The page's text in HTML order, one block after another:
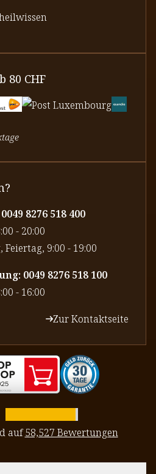
80 CHF
8276 518 400
- 20:00
Feiertag, 9:00 - 19:00
0049 8276 518 100
- 16:00
Zur Kontaktseite
auf58,527 Bewertungen